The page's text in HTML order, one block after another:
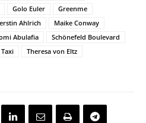
Golo Euler
Greenme
Ahlrich
Maike Conway
Abulafia
Schönefeld Boulevard
Taxi
Theresa von Eltz